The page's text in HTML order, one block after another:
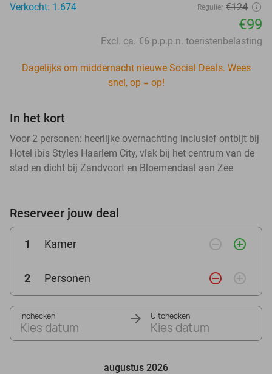
Verkocht: 1.674
Regulier €124
€99
Excl. ca. €6 p.p.p.n. toeristenbelasting
Dagelijks om middernacht nieuwe Social Deals. Wees
snel, op = op!
In het kort
Voor 2 personen: heerlijke overnachting inclusief ontbijt bij
Hotel ibis Styles Haarlem City, vlak bij het centrum van de
stad en dicht bij Zandvoort en Bloemendaal aan Zee
Reserveer jouw deal
1 Kamer remove_circle_outline add_circle_outline
2 Personen remove_circle_outline add_circle_outline
Inchecken
Kies datum
Uitchecken
Kies datum
augustus 2026